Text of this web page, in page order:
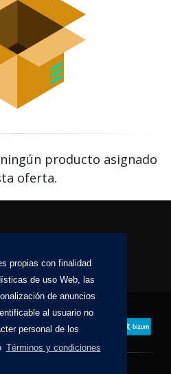
propias con finalidad
de uso Web, las
de anuncios
al usuario no
personal de los
Términos y condiciones
producto asignado
oferta.